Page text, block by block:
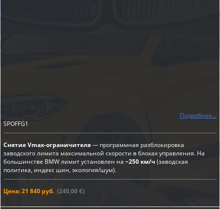
Подробнее...
SPOFFG1
Снятие Vmax-ограничителя— программная разблокировка
заводского лимита максимальной скорости в блоках управления. На
большинстве BMW лимит установлен на ~250 км/ч (заводская
политика, индекс шин, экология/шум).
Цена: 21 840 руб. (240,00 €)